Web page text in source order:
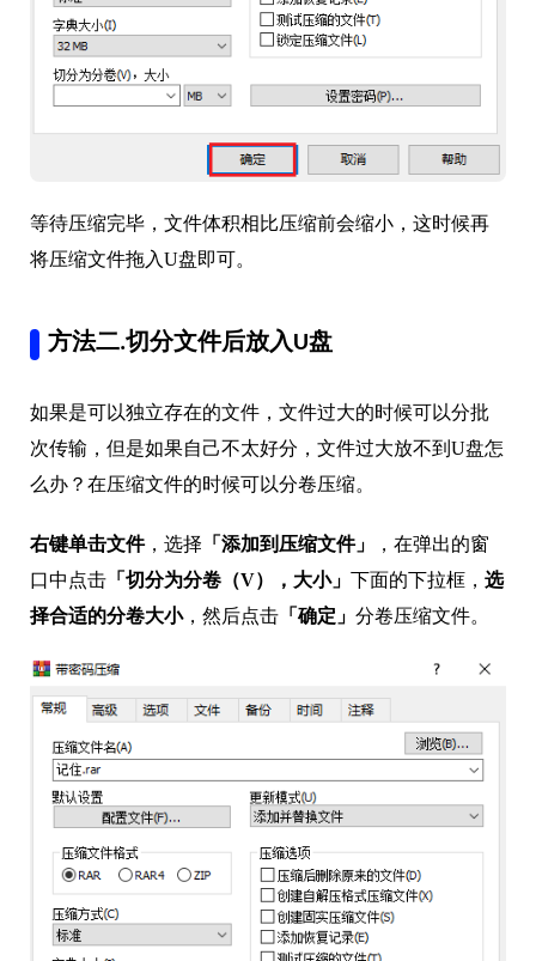
等待压缩完毕，文件体积相比压缩前会缩小，这时候再
将压缩文件拖入U盘即可。
方法二.切分文件后放入U盘
如果是可以独立存在的文件，文件过大的时候可以分批
次传输，但是如果自己不太好分，文件过大放不到U盘怎
么办？在压缩文件的时候可以分卷压缩。
右键单击文件，选择 「添加到压缩文件」
，在弹出的窗
口中点击 「切分为分卷（V），大小」 下面的下拉框， 选
择合适的分卷大小，然后点击 「确定」 分卷压缩文件。